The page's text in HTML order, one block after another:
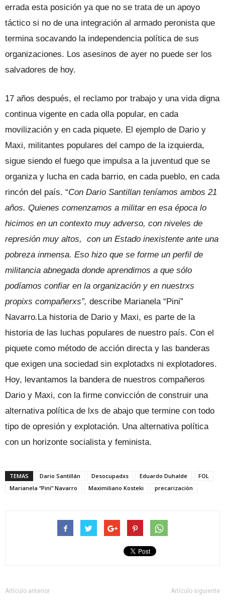
errada esta posición ya que no se trata de un apoyo
táctico si no de una integración al armado peronista que
termina socavando la independencia política de sus
organizaciones. Los asesinos de ayer no puede ser los
salvadores de hoy.
17 años después, el reclamo por trabajo y una vida digna
continua vigente en cada olla popular, en cada
movilización y en cada piquete. El ejemplo de Dario y
Maxi, militantes populares del campo de la izquierda,
sigue siendo el fuego que impulsa a la juventud que se
organiza y lucha en cada barrio, en cada pueblo, en cada
rincón del país. “Con Dario Santillan teníamos ambos 21
años. Quienes comenzamos a militar en esa época lo
hicimos en un contexto muy adverso, con niveles de
represión muy altos, con un Estado inexistente ante una
pobreza inmensa. Eso hizo que se forme un perfil de
militancia abnegada donde aprendimos a que sólo
podíamos confiar en la organización y en nuestrxs
propixs compañerxs”, describe Marianela “Pini”
Navarro.La historia de Dario y Maxi, es parte de la
historia de las luchas populares de nuestro país. Con el
piquete como método de acción directa y las banderas
que exigen una sociedad sin explotadxs ni explotadores.
Hoy, levantamos la bandera de nuestros compañeros
Dario y Maxi, con la firme convicción de construir una
alternativa política de lxs de abajo que termine con todo
tipo de opresión y explotación. Una alternativa política
con un horizonte socialista y feminista.
TEMAS Dario Santillán Desocupadxs Eduardo Duhalde
FOL
Marianela “Pini” Navarro
Maximiliano Kosteki precarización
Artículo anterior Artículo siguiente